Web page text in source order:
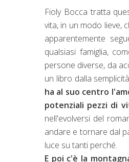
Fioly Bocca tratta
vita, in un modo lieve,
apparentemente
qualsiasi famiglia,
persone diverse, da
un libro dalla
ha al suo centro
potenziali pezzi di
nell'evolversi del
andare e tornare dal
luce su tanti perché.
E poi c'è la